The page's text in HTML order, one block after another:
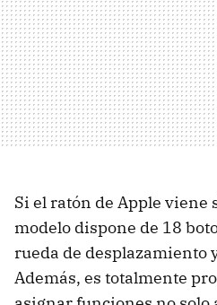
Si el ratón de Apple
modelo dispone de 18
rueda de desplazamiento
Además, es totalmente